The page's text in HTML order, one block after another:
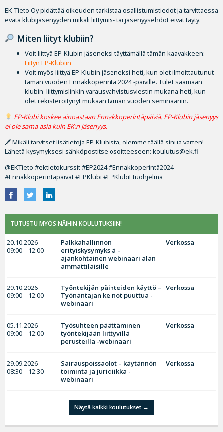
EK-Tieto Oy pidättää oikeuden tarkistaa osallistumistiedot ja tarvittaessa
evätä klubijäsenyyden mikäli liittymis- tai jäsenyysehdot eivät täyty.
Miten liityt klubiin?
Voit liittyä EP-Klubin jäseneksi täyttämällä tämän kaavakkeen:
Liityn EP-Klubiin
Voit myös liittyä EP-Klubin jäseneksi heti, kun olet ilmoittautunut
tämän vuoden Ennakkoperintä 2024 -päiville. Tulet saamaan
klubin liittymislinkin varausvahvistusviestin mukana heti, kun
olet rekisteröitynyt mukaan tämän vuoden seminaariin.
EP-Klubi koskee ainoastaan Ennakkoperintäpäiviä. EP-Klubin jäsenyys
ei ole sama asia kuin EK:n jäsenyys.
🖊 Mikäli tarvitset lisätietoja EP-Klubista, olemme täällä sinua varten! -
Lähetä kysymyksesi sähköpostitse osoitteeseen: koulutus@ek.fi
@EKTieto #ektietokurssit #EP2024 #Ennakkoperintä2024
#Ennakkoperintäpäivät #EPKlubi #EPKlubiEtuohjelma
TUTUSTU MYÖS NÄIHIN KOULUTUKSIIN!
20.10.2026
09:00 – 12:00
Palkkahallinnon
erityiskysymyksiä –
ajankohtainen webinaari alan
ammattilaisille
Verkossa
29.10.2026
09:00 – 12:00
Työntekijän päihteiden käyttö –
Työnantajan keinot puuttua -
webinaari
Verkossa
05.11.2026
09:00 – 12:00
Työsuhteen päättäminen
työntekijään liittyvillä
perusteilla -webinaari
Verkossa
29.09.2026
08:30 – 12:30
Sairauspoissaolot – käytännön
toiminta ja juridiikka -
webinaari
Verkossa
Näytä kaikki koulutukset